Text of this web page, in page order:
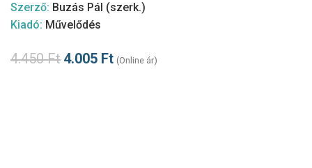
Szerző: Buzás Pál (szerk.)
Kiadó: Művelődés
4.450Ft 4.005 Ft (Online ár)